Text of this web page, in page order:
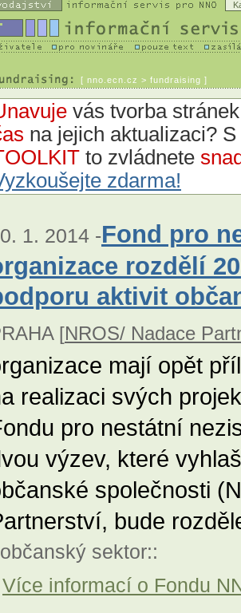
[ nno.ecn.cz > fundraising ]
vás tvorba
na jejich aktualizaci? S
to zvládnete
zdarma!
1. 2014 -Fond pro
rozdělí
aktivit
[NROS/ Nadace
mají opět
realizaci svých
pro nestátní
výzev, které
společnosti
bude
občanský sektor::
Více informací o Fondu